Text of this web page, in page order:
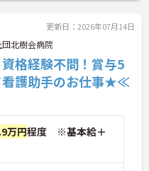
更新日：2026年07月14日
北樹会病院
格経験不問！賞与5
看護助手のお仕事★≪
万円程度 ※基本給＋